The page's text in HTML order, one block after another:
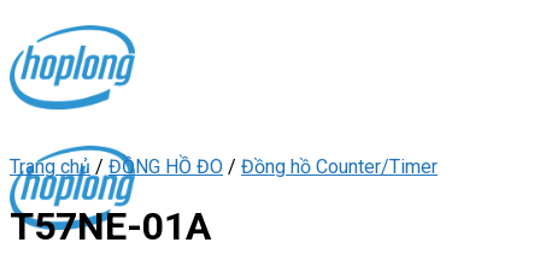
content
Trang chủ / ĐỒNG HỒ ĐO / Đồng hồ Counter/Timer
T57NE-01A